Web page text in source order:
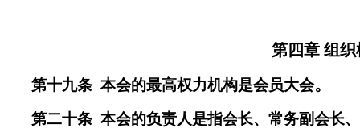
第四章 组织
第十九条 本会的最高权力机构是会员大会。
第二十条 本会的负责人是指会长、 常务副会长、